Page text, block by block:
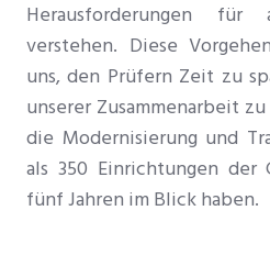
Herausforderungen
verstehen. Diese
uns, den Prüfern Zeit zu
unserer Zusammenarbeit
die Modernisierung und
als 350 Einrichtungen der
fünf Jahren im Blick haben.